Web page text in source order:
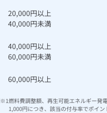
20,000円以上
40,000円未満
40,000円以上
60,000円未満
60,000円以上
燃料費調整額、再生可能エネルギー発
1,000円につき、該当の付与率でポイン